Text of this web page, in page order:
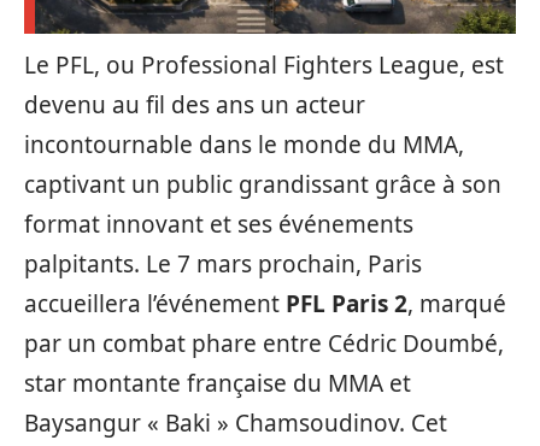
Le PFL, ou Professional Fighters League, est
devenu au fil des ans un acteur
incontournable dans le monde du MMA,
captivant un public grandissant grâce à son
format innovant et ses événements
palpitants. Le 7 mars prochain, Paris
accueillera l’événement PFL Paris 2, marqué
par un combat phare entre Cédric Doumbé,
star montante française du MMA et
Baysangur « Baki » Chamsoudinov. Cet